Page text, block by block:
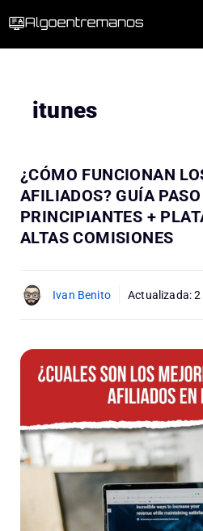
itunes
¿CÓMO FUNCIONAN
AFILIADOS? GUÍA
PRINCIPIANTES +
ALTAS COMISIONES
Ivan Benito Actualizada:2